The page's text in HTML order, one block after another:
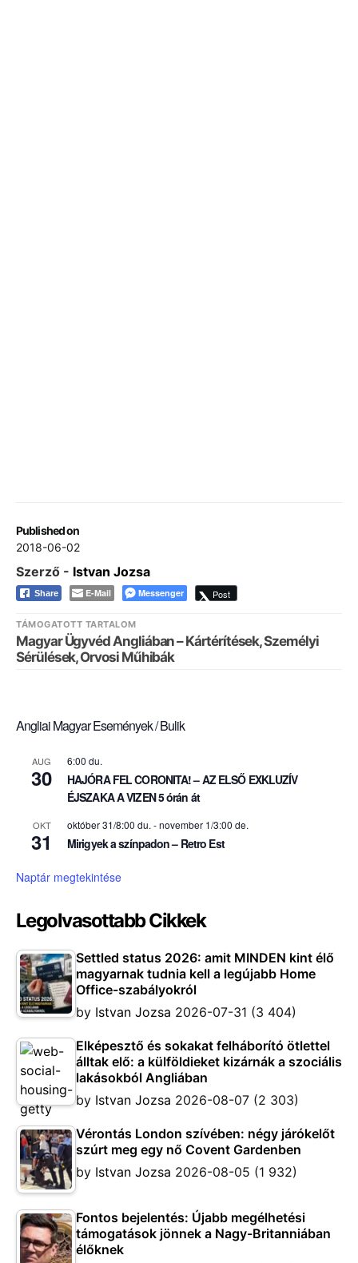
Published on
2018-06-02
Szerző - Istvan Jozsa
Share E-Mail Messenger Post
TÁMOGATOTT TARTALOM
Magyar Ügyvéd Angliában – Kártérítések, Személyi
Sérülések, Orvosi Műhibák
Angliai Magyar Események / Bulik
AUG
30
6:00 du.
HAJÓRA FEL CORONITA! – AZ ELSŐ EXKLUZÍV
ÉJSZAKA A VIZEN 5 órán át
OKT
31
október 31/8:00 du. -november 1/3:00 de.
Mirigyek a színpadon – Retro Est
Naptár megtekintése
Legolvasottabb Cikkek
Settled status 2026: amit MINDEN kint élő
magyarnak tudnia kell a legújabb Home
Office-szabályokról
by Istvan Jozsa 2026-07-31 (3 404)
Elképesztő és sokakat felháborító ötlettel
álltak elő: a külföldieket kizárnák a szociális
lakásokból Angliában
by Istvan Jozsa 2026-08-07 (2 303)
Vérontás London szívében: négy járókelőt
szúrt meg egy nő Covent Gardenben
by Istvan Jozsa 2026-08-05 (1 932)
Fontos bejelentés: Újabb megélhetési
támogatások jönnek a Nagy-Britanniában
élőknek